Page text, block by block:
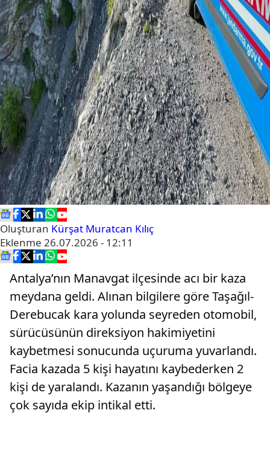
Oluşturan Kürşat Muratcan Kılıç
Eklenme 26.07.2026 - 12:11
Antalya’nın Manavgat ilçesinde acı bir kaza
meydana geldi. Alınan bilgilere göre Taşağıl-
Derebucak kara yolunda seyreden otomobil,
sürücüsünün direksiyon hakimiyetini
kaybetmesi sonucunda uçuruma yuvarlandı.
Facia kazada 5 kişi hayatını kaybederken 2
kişi de yaralandı. Kazanın yaşandığı bölgeye
çok sayıda ekip intikal etti.